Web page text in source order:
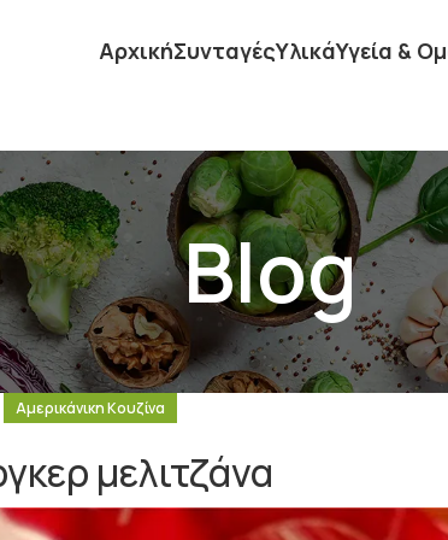
ΑρχικήΣυνταγέςΥλικάΥγεία &
Blog
Αμερικάνικη Κουζίνα
μελιτζάνα